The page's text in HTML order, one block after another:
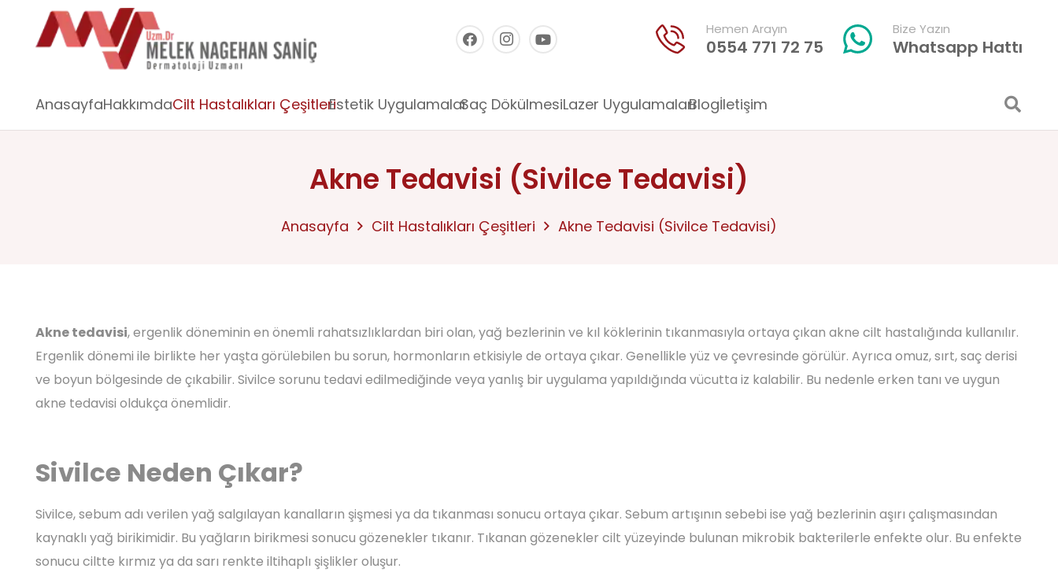
Hemen Arayın
0554 771 72 75
Bize Yazın
Whatsapp Hattı
AnasayfaHakkımdaCilt Hastalıkları ÇeşitleriEstetik UygulamalarSaç DökülmesiLazer UygulamalarıBlogİletişim
Akne Tedavisi (Sivilce Tedavisi)
Anasayfa Cilt Hastalıkları Çeşitleri Akne Tedavisi (Sivilce Tedavisi)
Akne tedavisi, ergenlik döneminin en önemli rahatsızlıklardan biri olan, yağ bezlerinin ve kıl köklerinin tıkanmasıyla ortaya çıkan akne cilt hastalığında kullanılır.
Ergenlik dönemi ile birlikte her yaşta görülebilen bu sorun, hormonların etkisiyle de ortaya çıkar. Genellikle yüz ve çevresinde görülür. Ayrıca omuz, sırt, saç derisi
ve boyun bölgesinde de çıkabilir. Sivilce sorunu tedavi edilmediğinde veya yanlış bir uygulama yapıldığında vücutta iz kalabilir. Bu nedenle erken tanı ve uygun
akne tedavisi oldukça önemlidir.
Sivilce Neden Çıkar?
Sivilce, sebum adı verilen yağ salgılayan kanalların şişmesi ya da tıkanması sonucu ortaya çıkar. Sebum artışının sebebi ise yağ bezlerinin aşırı çalışmasından
kaynaklı yağ birikimidir. Bu yağların birikmesi sonucu gözenekler tıkanır. Tıkanan gözenekler cilt yüzeyinde bulunan mikrobik bakterilerle enfekte olur. Bu enfekte
sonucu ciltte kırmız ya da sarı renkte iltihaplı şişlikler oluşur.